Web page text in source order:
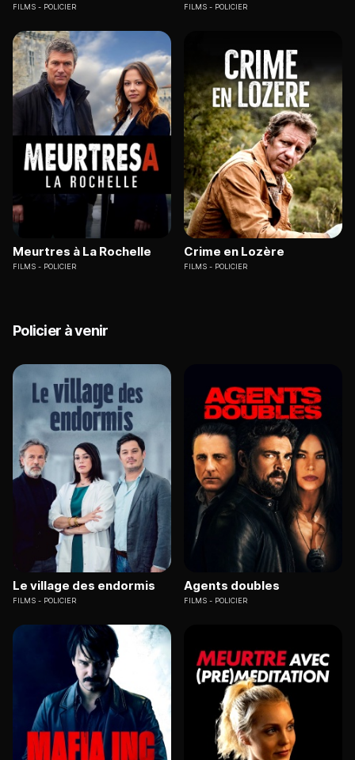
FILMS POLICIER FILMS POLICIER
Meurtres à La Rochelle
FILMS POLICIER
Crime en Lozère
FILMS POLICIER
Policier à venir
Le village des endormis
FILMS POLICIER
Agents doubles
FILMS POLICIER